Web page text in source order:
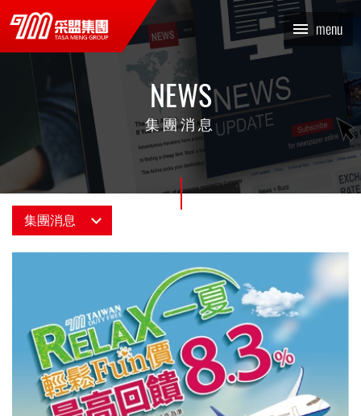
消息總覽_集團消息 | TASA
MENG 采盟集團
menu
NEWS
集團消息
集團消息
消息總覽
采編專欄
商品資訊
新聞剪報